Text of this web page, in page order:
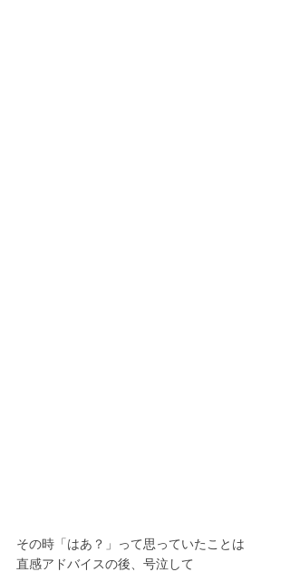
その時「はあ？」って思っていたことは
直感アドバイスの後、号泣して